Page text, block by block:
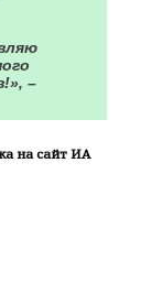
–
на сайт ИА